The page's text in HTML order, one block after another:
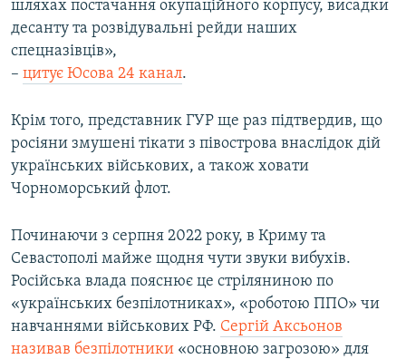
Усі сайти RFE/RL
шляхах постачання окупаційного корпусу, висадки
десанту та розвідувальні рейди наших
спецназівців»,
– цитує Юсова 24 канал.
Крім того, представник ГУР ще раз підтвердив, що
росіяни змушені тікати з півострова внаслідок дій
українських військових, а також ховати
Чорноморський флот.
Починаючи з серпня 2022 року, в Криму та
Севастополі майже щодня чути звуки вибухів.
Російська влада пояснює це стріляниною по
«українських безпілотниках», «роботою ППО» чи
навчаннями військових РФ. Сергій Аксьонов
називав безпілотники «основною загрозою» для